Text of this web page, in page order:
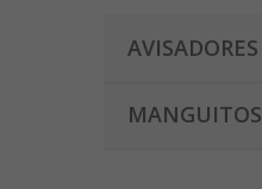
AVISADORES
MANGUITOS